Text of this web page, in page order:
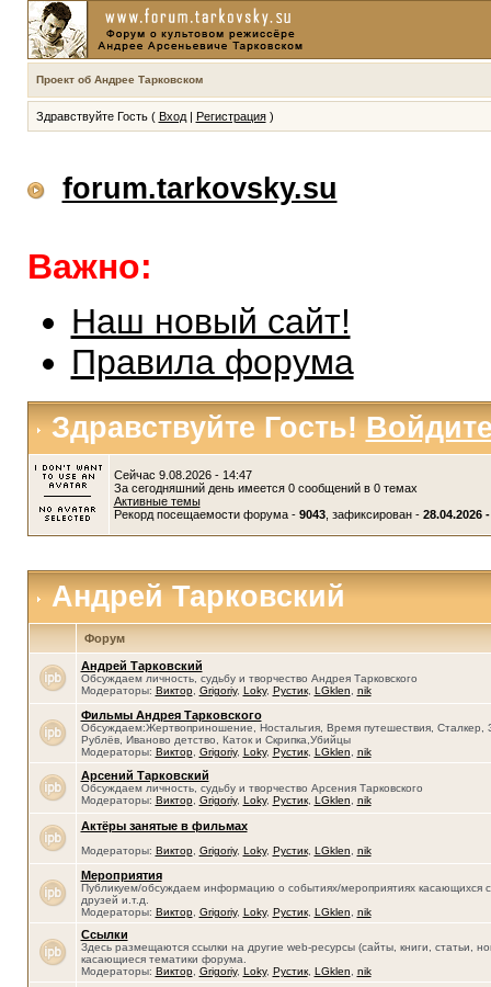
Проект об Андрее Тарковском
Здравствуйте Гость ( Вход| Регистрация)
forum.tarkovsky.su
Важно:
Наш новый сайт!
Правила форума
Здравствуйте Гость!
Сейчас 9.08.2026 - 14:47
За сегодняшний день имеется 0 сообщений в 0 темах
Активные темы
Рекорд посещаемости форума - 9043, зафиксирован - 28.04.2026
Андрей Тарковский
Форум
Андрей Тарковский
Обсуждаем личность, судьбу и творчество Андрея Тарковского
Модераторы: Виктор, Grigoriy, Loky, Рустик, LGklen nik
Фильмы Андрея Тарковского
Обсуждаем:Жертвоприношение, Ностальгия, Время путешествия, Сталкер,
Рублёв, Иваново детство, Каток и Скрипка,Убийцы
Модераторы: Виктор, Grigoriy, Loky, Рустик, LGklen nik
Арсений Тарковский
Обсуждаем личность, судьбу и творчество Арсения Тарковского
Модераторы: Виктор, Grigoriy, Loky, Рустик, LGklen nik
Актёры занятые в фильмах
Модераторы: Виктор, Grigoriy, Loky, Рустик, LGklen nik
Мероприятия
Публикуем/обсуждаем информацию о событиях/мероприятиях касающихся
друзей и.т.д.
Модераторы: Виктор, Grigoriy, Loky, Рустик, LGklen nik
Ссылки
Здесь размещаются ссылки на другие web-ресурсы (сайты, книги, статьи,
касающиеся тематики форума.
Модераторы: Виктор, Grigoriy, Loky, Рустик, LGklen nik